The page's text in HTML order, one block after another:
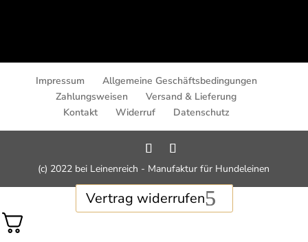
Impressum
Allgemeine Geschäftsbedingungen
Zahlungsweisen
Versand & Lieferung
Kontakt
Widerruf Datenschutz
(c) 2022 bei Leinenreich - Manufaktur für Hundeleinen
Vertrag widerrufen